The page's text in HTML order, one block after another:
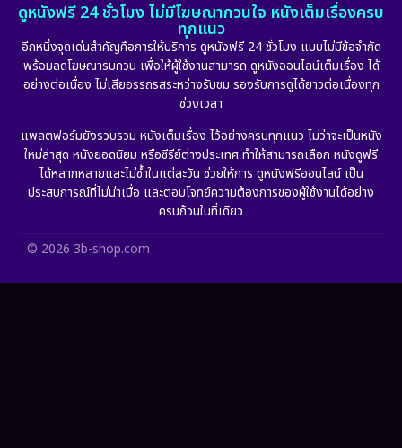
Film
Gothic (6)
HBO GO (11)
HBO Max (2)
Healing
Heist (7)
ดูหนังฟรี 24 ชั่วโมง ไม่มีโฆษณากวนใจ หนังเต็มเรื่องครบ
ทุกแนว
อีกหนึ่งจุดเด่นสำคัญคือการให้บริการ ดูหนังฟรี 24 ชั่วโมง แบบไม่มีข้อจำกัด
พร้อมลดโฆษณารบกวน เพื่อให้ผู้ใช้งานสามารถ ดูหนังออนไลน์เต็มเรื่อง ได้
อย่างต่อเนื่อง ไม่เสียอรรถรสระหว่างรับชม รองรับการดูได้ยาวต่อเนื่องทุก
ช่วงเวลา
แพลตฟอร์มยังรวบรวม หนังเต็มเรื่อง ไว้อย่างครบทุกแนว ไม่ว่าจะเป็นหนัง
ใหม่ล่าสุด หนังยอดนิยม หรือซีรีย์ต่างประเทศ ทำให้สามารถเลือก หนังดูฟรี
ได้หลากหลายและไม่ซ้ำในแต่ละวัน ช่วยให้การ ดูหนังฟรีออนไลน์ เป็น
ประสบการณ์ที่ไม่น่าเบื่อ และตอบโจทย์ความต้องการของผู้ใช้งานได้อย่าง
ครบถ้วนในที่เดียว
© 2026 3b-shop.com